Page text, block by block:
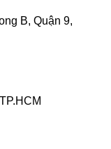
B, Quận 9,